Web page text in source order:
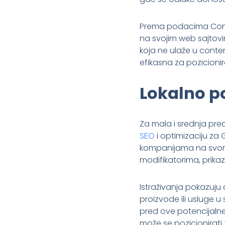
Prema podacima
na svojim web
koja ne ulaže u
efikasna za
Lokalno
Za mala i srednja
SEO i optimizaciju za
kompanijama na
modifikatorima,
Istraživanja
proizvode ili usluge
pred ove